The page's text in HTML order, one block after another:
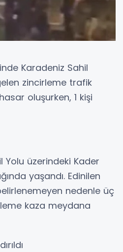
Karadeniz Sahil
zincirleme trafik
oluşurken, 1 kişi
Yolu üzerindeki Kader
yaşandı. Edinilen
nedenle üç
kaza meydana